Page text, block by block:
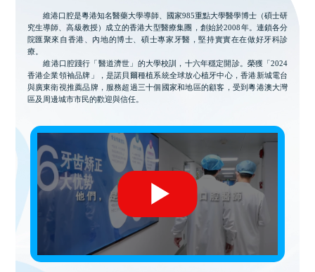
維港口腔是粵港知名醫藥大學導師、國家985重點大學醫學博士（碩士研
究生導師、高級教授）成立的香港大型醫療集團，創始於2008年。連鎖各分
院匯聚來自香港、內地的博士、碩士專家牙醫，堅持實實在在做好牙科診
療。
維港口腔踐行「醫道濟世」的大學校訓，十六年穩定開診。榮獲「2024
香港企業領袖品牌」，是諾貝爾種植系統全球放心植牙中心，香港新城電台
與廣東衛視推薦品牌，服務超過三十個國家和地區的顧客，受到粵港澳大灣
區及周邊城市市民的歡迎與信任。